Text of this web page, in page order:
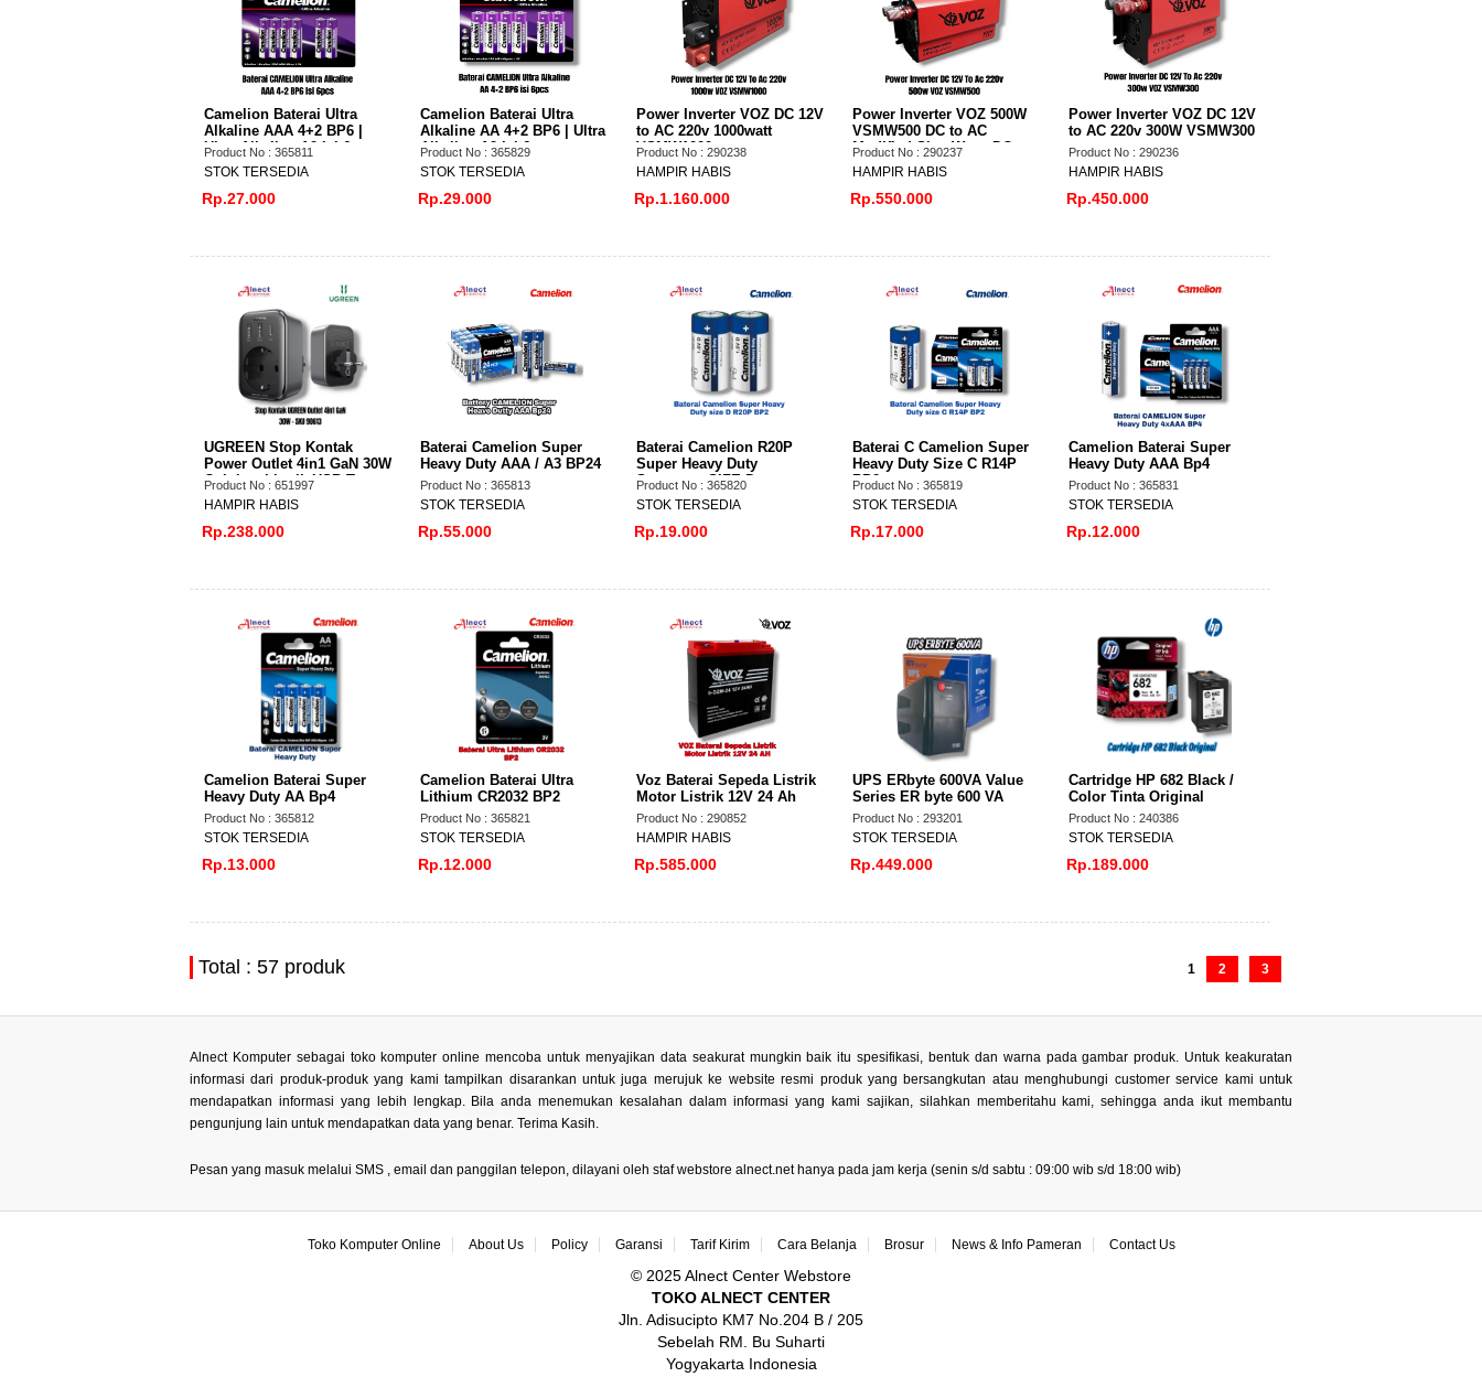
Rp.27.000
Camelion Baterai Ultra
Alkaline AAA 4+2 BP6 |
Ultra Alkaline A2 Isi 6
Product No : 365811
STOK TERSEDIA
Rp.29.000
Camelion Baterai Ultra
Alkaline AA 4+2 BP6 | Ultra
Alkaline A2 Isi 6
Product No : 365829
STOK TERSEDIA
Rp.1.160.000
Power Inverter VOZ DC 12V
to AC 220v 1000watt
VSMW1000
Product No : 290238
HAMPIR HABIS
Rp.550.000
Power Inverter VOZ 500W
VSMW500 DC to AC
Modified Sine Wave DC
12V to AC 220V
Product No : 290237
HAMPIR HABIS
Rp.450.000
Power Inverter VOZ DC 12V
to AC 220v 300W VSMW300
Product No : 290236
HAMPIR HABIS
Rp.238.000
UGREEN Stop Kontak
Power Outlet 4in1 GaN 30W
Colokan Listrik USB Type
C PD Fast Charging 90613
Product No : 651997
HAMPIR HABIS
Rp.55.000
Baterai Camelion Super
Heavy Duty AAA / A3 BP24
Product No : 365813
STOK TERSEDIA
Rp.19.000
Baterai Camelion R20P
Super Heavy Duty
Sepasang SIZE D
Product No : 365820
STOK TERSEDIA
Rp.17.000
Baterai C Camelion Super
Heavy Duty Size C R14P
BP2
Product No : 365819
STOK TERSEDIA
Rp.12.000
Camelion Baterai Super
Heavy Duty AAA Bp4
Product No : 365831
STOK TERSEDIA
Rp.13.000
Camelion Baterai Super
Heavy Duty AA Bp4
Product No : 365812
STOK TERSEDIA
Rp.12.000
Camelion Baterai Ultra
Lithium CR2032 BP2
Product No : 365821
STOK TERSEDIA
Rp.585.000
Voz Baterai Sepeda Listrik
Motor Listrik 12V 24 Ah
Product No : 290852
HAMPIR HABIS
Rp.449.000
UPS ERbyte 600VA Value
Series ER byte 600 VA
Product No : 293201
STOK TERSEDIA
Rp.189.000
Cartridge HP 682 Black /
Color Tinta Original
Product No : 240386
STOK TERSEDIA
Total : 57 produk 1 2 3
Alnect Komputer sebagai toko komputer online mencoba untuk menyajikan data seakurat mungkin baik itu spesifikasi, bentuk dan warna pada gambar produk. Untuk keakuratan
informasi dari produk-produk yang kami tampilkan disarankan untuk juga merujuk ke website resmi produk yang bersangkutan atau menghubungi customer service kami untuk
mendapatkan informasi yang lebih lengkap. Bila anda menemukan kesalahan dalam informasi yang kami sajikan, silahkan memberitahu kami, sehingga anda ikut membantu
pengunjung lain untuk mendapatkan data yang benar. Terima Kasih.
Pesan yang masuk melalui SMS , email dan panggilan telepon, dilayani oleh staf webstore alnect.net hanya pada jam kerja (senin s/d sabtu : 09:00 wib s/d 18:00 wib)
Toko Komputer Online About Us Policy Garansi Tarif Kirim Cara Belanja Brosur News & Info Pameran Contact Us
© 2025 Alnect Center Webstore
TOKO ALNECT CENTER
Jln. Adisucipto KM7 No.204 B / 205
Sebelah RM. Bu Suharti
Yogyakarta Indonesia